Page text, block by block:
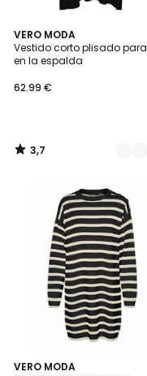
VERO MODA
Vestido corto plisado
en la espalda
62.99 €
3,7
/ 5
2
Colores
3,7
/
VERO MODA